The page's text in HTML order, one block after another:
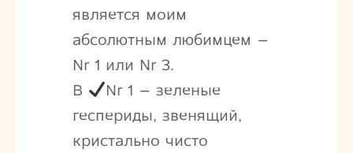
является моим
абсолютным любимцем –
Nr 1 или Nr 3.
В
Nr 1 – зеленые
геспериды, звенящий,
кристально чисто